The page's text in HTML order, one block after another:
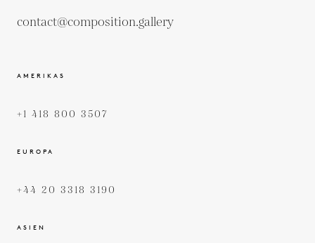
contact@composition.gallery
AMERIKAS
+1 418 800 3507
EUROPA
+44 20 3318 3190
ASIEN